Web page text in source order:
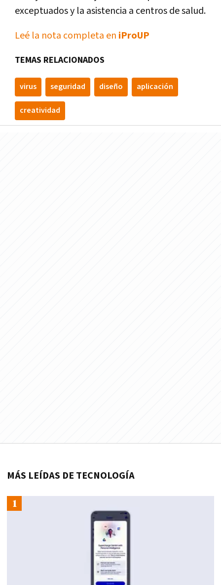
exceptuados y la asistencia a centros de salud.
Leé la nota completa en iProUP
TEMAS RELACIONADOS
virus seguridad diseño aplicación
creatividad
MÁS LEÍDAS DE TECNOLOGÍA